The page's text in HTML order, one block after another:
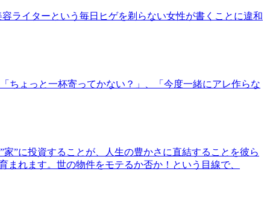
ライターという毎日ヒゲを剃らない女性が書くことに違和
ちょっと一杯寄ってかない？」、「今度一緒にアレ作らな
”に投資することが、人生の豊かさに直結することを彼ら
れます。世の物件をモテるか否か！という目線で、